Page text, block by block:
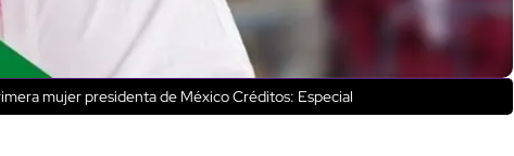
mujer presidenta de México Créditos: Especial